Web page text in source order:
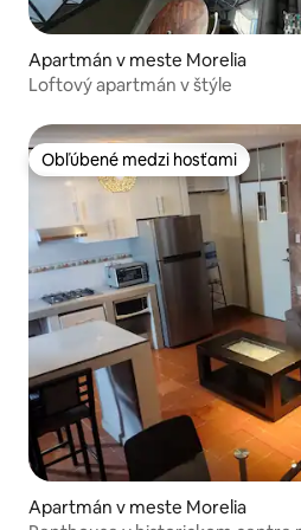
Apartmán v meste Morelia
Loftový apartmán v štýle
Obľúbené medzi hosťami
Obľúbené medzi hosťami
Apartmán v meste Morelia